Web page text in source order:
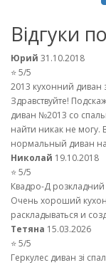
Відгуки
Юрий 31.10.2018
⭐ 5/5
2013 кухонний диван
Здравствуйте!
диван №2013 со
найти никак не
нормальный диван
Николай 19.10.2018
⭐ 5/5
Квадро-Д
Очень хороший
раскладываться и
Тетяна 15.03.2026
⭐ 5/5
Геркулес диван зі